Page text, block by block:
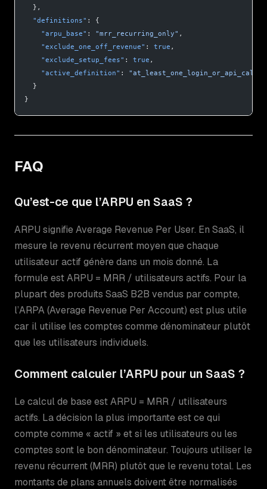
  },
  "definitions"
: {
    "arpu_base"
: "mrr_recurring_only" ,
    "exclude_one_off_revenue"
: true ,
    "exclude_setup_fees"
: true ,
    "active_definition"
:
  }
}
FAQ
Qu’est-ce que l’ARPU en SaaS ?
ARPU signifie Average Revenue Per User. En SaaS, il
mesure le revenu récurrent moyen que chaque
utilisateur actif génère dans un mois donné. La
formule est ARPU = MRR / utilisateurs actifs. Pour la
plupart des produits SaaS B2B vendus par compte,
l’ARPA (Average Revenue Per Account) est plus utile
car il utilise les comptes comme dénominateur plutôt
que les utilisateurs individuels.
Comment calculer l’ARPU pour un SaaS ?
Le calcul de base est ARPU = MRR / utilisateurs
actifs. La décision la plus importante est ce qui
compte comme « actif » et si les utilisateurs ou les
comptes sont le bon dénominateur. Toujours utiliser le
revenu récurrent (MRR) plutôt que le revenu total. Les
montants de plans annuels doivent être normalisés